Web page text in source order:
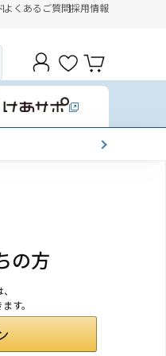
よくあるご質問採用情報
の方
す。